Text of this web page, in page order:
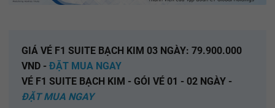
GIÁ VÉ F1 SUITE BẠCH KIM 03 NGÀY: 79.900.000
VND - ĐẶT MUA NGAY
VÉ F1 SUITE BẠCH KIM - GÓI VÉ 01 - 02 NGÀY -
ĐẶT MUA NGAY